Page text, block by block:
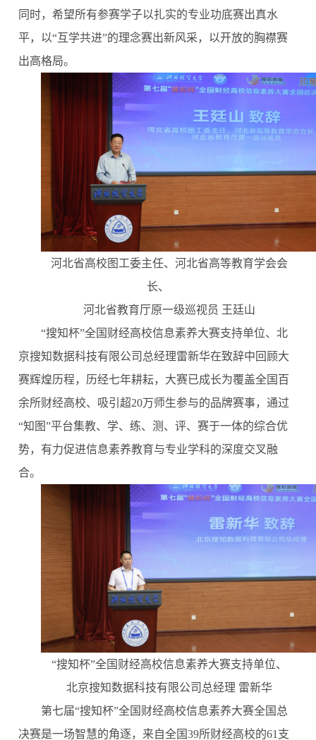
同时，希望所有参赛学子以扎实的专业功底赛出真水
平，以“互学共进”的理念赛出新风采，以开放的胸襟赛
出高格局。
河北省高校图工委主任、河北省高等教育学会会
长、
河北省教育厅原一级巡视员 王廷山
“搜知杯”全国财经高校信息素养大赛支持单位、北
京搜知数据科技有限公司总经理雷新华在致辞中回顾大
赛辉煌历程，历经七年耕耘，大赛已成长为覆盖全国百
余所财经高校、吸引超20万师生参与的品牌赛事，通过
“知图”平台集教、学、练、测、评、赛于一体的综合优
势，有力促进信息素养教育与专业学科的深度交叉融
合。
“搜知杯”全国财经高校信息素养大赛支持单位、
北京搜知数据科技有限公司总经理 雷新华
第七届“搜知杯”全国财经高校信息素养大赛全国总
决赛是一场智慧的角逐，来自全国39所财经高校的61支